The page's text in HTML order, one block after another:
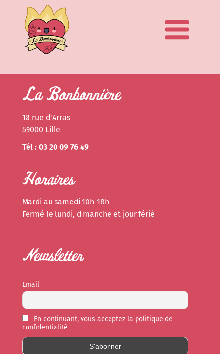
La Bonbonnière
18 rue d'Arras
59000 Lille
Tél : 03 20 09 76 49
Horaires
Mardi au samedi 10h-18h
Fermé le lundi, dimanche et jour férié
Newsletter
Email
En continuant, vous acceptez la politique de
confidentialité